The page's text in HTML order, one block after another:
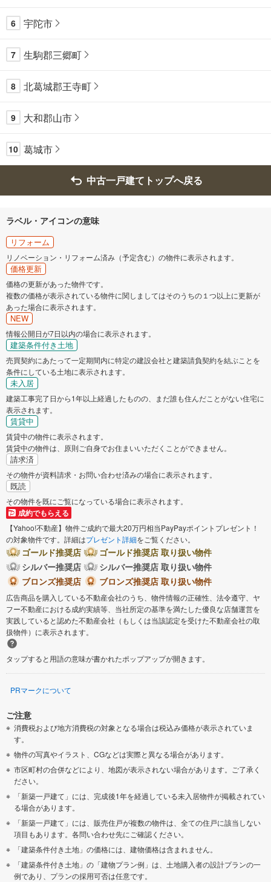
6 宇陀市
7 生駒郡三郷町
8 北葛城郡王寺町
9 大和郡山市
10 葛城市
中古一戸建てトップへ戻る
ラベル・アイコンの意味
リフォーム
リノベーション・リフォーム済み（予定含む）の物件に表示されます。
価格更新
価格の更新があった物件です。
複数の価格が表示されている物件に関しましてはそのうちの１つ以上に更新が
あった場合に表示されます。
NEW
情報公開日が7日以内の場合に表示されます。
建築条件付き土地
売買契約にあたって一定期間内に特定の建設会社と建築請負契約を結ぶことを
条件にしている土地に表示されます。
未入居
建築工事完了日から1年以上経過したものの、まだ誰も住んだことがない住宅に
表示されます。
賃貸中
賃貸中の物件に表示されます。
賃貸中の物件は、原則ご自身でお住まいいただくことができません。
請求済
その物件が資料請求・お問い合わせ済みの場合に表示されます。
既読
その物件を既にご覧になっている場合に表示されます。
成約でもらえる
【Yahoo!不動産】物件ご成約で最大20万円相当PayPayポイントプレゼント！
の対象物件です。詳細はプレゼント詳細をご覧ください。
ゴールド推奨店
ゴールド推奨店 取り扱い物件
シルバー推奨店
シルバー推奨店 取り扱い物件
ブロンズ推奨店
ブロンズ推奨店 取り扱い物件
広告商品を購入している不動産会社のうち、物件情報の正確性、法令遵守、ヤ
フー不動産における成約実績等、当社所定の基準を満たした優良な店舗運営を
実践していると認めた不動産会社（もしくは当該認定を受けた不動産会社の取
扱物件）に表示されます。
タップすると用語の意味が書かれたポップアップが開きます。
PRマークについて
ご注意
消費税および地方消費税の対象となる場合は税込み価格が表示されていま
す。
物件の写真やイラスト、CGなどは実際と異なる場合があります。
市区町村の合併などにより、地図が表示されない場合があります。ご了承く
ださい。
「新築一戸建て」には、完成後1年を経過している未入居物件が掲載されてい
る場合があります。
「新築一戸建て」には、販売住戸が複数の物件は、全ての住戸に該当しない
項目もあります。各問い合わせ先にご確認ください。
「建築条件付き土地」の価格には、建物価格は含まれません。
「建築条件付き土地」の「建物プラン例」は、土地購入者の設計プランの一
例であり、プランの採用可否は任意です。